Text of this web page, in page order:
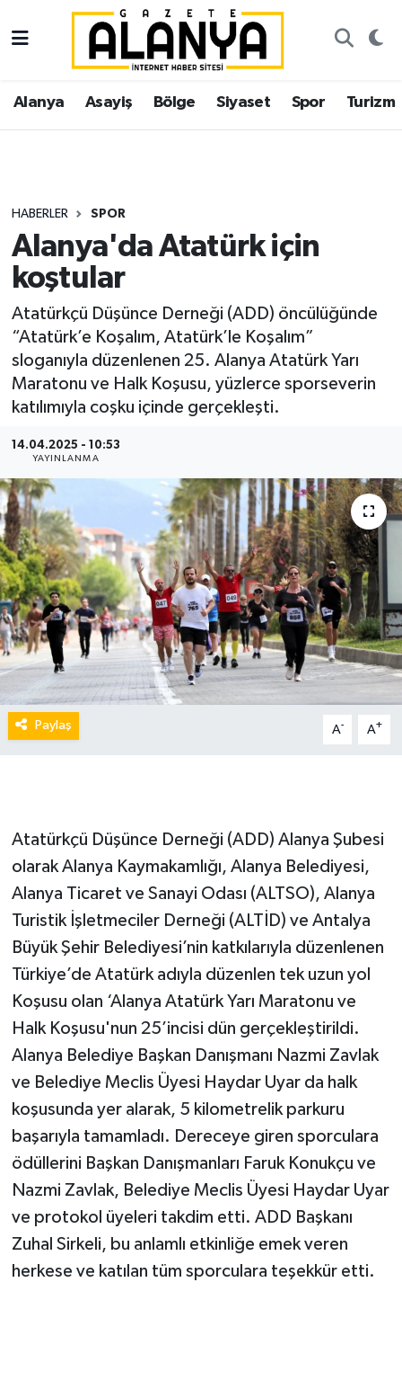
Alanya Asayiş Bölge Siyaset Spor Turizm
HABERLER SPOR
Alanya'da Atatürk için
koştular
Atatürkçü Düşünce Derneği (ADD) öncülüğünde
“Atatürk’e Koşalım, Atatürk’le Koşalım”
sloganıyla düzenlenen 25. Alanya Atatürk Yarı
Maratonu ve Halk Koşusu, yüzlerce sporseverin
katılımıyla coşku içinde gerçekleşti.
14.04.2025 - 10:53
YAYINLANMA
Paylaş A- A+
Atatürkçü Düşünce Derneği (ADD) Alanya Şubesi
olarak Alanya Kaymakamlığı, Alanya Belediyesi,
Alanya Ticaret ve Sanayi Odası (ALTSO), Alanya
Turistik İşletmeciler Derneği (ALTİD) ve Antalya
Büyük Şehir Belediyesi’nin katkılarıyla düzenlenen
Türkiye’de Atatürk adıyla düzenlen tek uzun yol
Koşusu olan ‘Alanya Atatürk Yarı Maratonu ve
Halk Koşusu'nun 25’incisi dün gerçekleştirildi.
Alanya Belediye Başkan Danışmanı Nazmi Zavlak
ve Belediye Meclis Üyesi Haydar Uyar da halk
koşusunda yer alarak, 5 kilometrelik parkuru
başarıyla tamamladı. Dereceye giren sporculara
ödüllerini Başkan Danışmanları Faruk Konukçu ve
Nazmi Zavlak, Belediye Meclis Üyesi Haydar Uyar
ve protokol üyeleri takdim etti. ADD Başkanı
Zuhal Sirkeli, bu anlamlı etkinliğe emek veren
herkese ve katılan tüm sporculara teşekkür etti.
Alanya
Asayiş
Siyaset
Spor
Turizm
Ekonomi
Gazipaşa
İstanbul Nöbetçi Eczaneler
İstanbul Hava Durumu
Süper Lig Puan Durumu ve Fikstür
Tüm Manşetler
Son Dakika Haberleri
Haber Arşivi